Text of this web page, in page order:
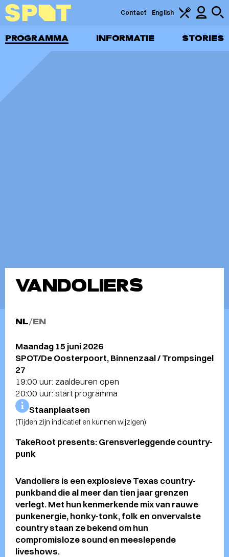
PROGRAMMA INFORMATIE STORIES
Contact English
VANDOLIERS
NL/EN
Maandag 15 juni 2026
SPOT/De Oosterpoort, Binnenzaal / Trompsingel
27
19:00 uur: zaaldeuren open
20:00 uur: start programma
Staanplaatsen
(Tijden zijn indicatief en kunnen wijzigen)
TakeRoot presents: Grensverleggende country-
punk
Vandoliers is een explosieve Texas country-
punkband die al meer dan tien jaar grenzen
verlegt. Met hun kenmerkende mix van rauwe
punkenergie, honky-tonk, folk en onvervalste
country staan ze bekend om hun
compromisloze sound en meeslepende
liveshows.